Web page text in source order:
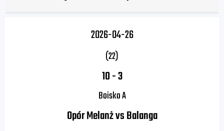
2026-04-26
(22)
10-3
Boisko A
Opór Melanż vs Balanga